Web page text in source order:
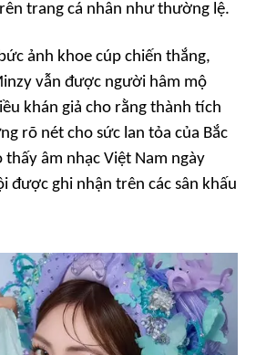
trang cá nhân như thường lệ.
ảnh khoe cúp chiến thắng,
vẫn được người hâm mộ
khán giả cho rằng thành tích
rõ nét cho sức lan tỏa của Bắc
thấy âm nhạc Việt Nam ngày
được ghi nhận trên các sân khấu